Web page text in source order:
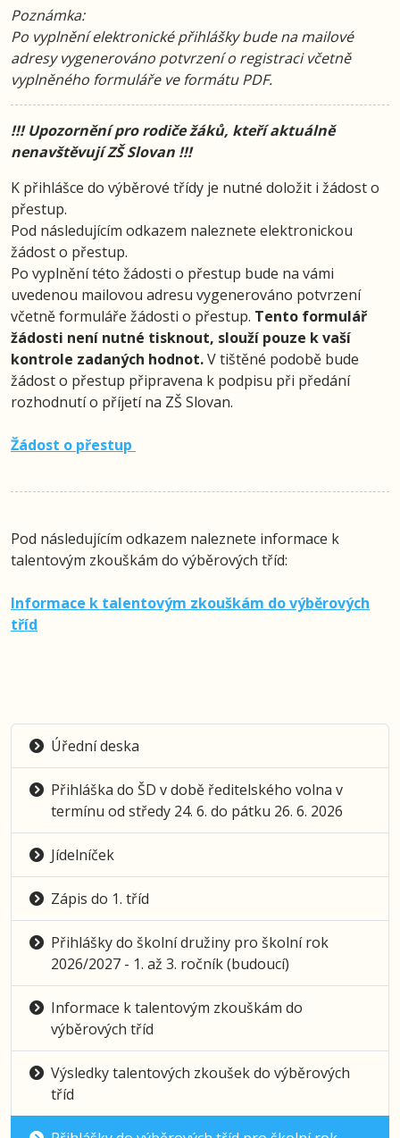
Poznámka:
Po vyplnění elektronické přihlášky bude na mailové
adresy vygenerováno potvrzení o registraci včetně
vyplněného formuláře ve formátu PDF.
!!! Upozornění pro rodiče žáků, kteří aktuálně
nenavštěvují ZŠ Slovan !!!
K přihlášce do výběrové třídy je nutné doložit i žádost o
přestup.
Pod následujícím odkazem naleznete elektronickou
žádost o přestup.
Po vyplnění této žádosti o přestup bude na vámi
uvedenou mailovou adresu vygenerováno potvrzení
včetně formuláře žádosti o přestup. Tento formulář
žádosti není nutné tisknout, slouží pouze k vaší
kontrole zadaných hodnot.V tištěné podobě bude
žádost o přestup připravena k podpisu při předání
rozhodnutí o příjetí na ZŠ Slovan.
Žádost o přestup
Pod následujícím odkazem naleznete informace k
talentovým zkouškám do výběrových tříd:
Informace k talentovým zkouškám do výběrových
tříd
Úřední deska
Přihláška do ŠD v době ředitelského volna v
termínu od středy 24. 6. do pátku 26. 6. 2026
Jídelníček
Zápis do 1. tříd
Přihlášky do školní družiny pro školní rok
2026/2027 - 1. až 3. ročník (budoucí)
Informace k talentovým zkouškám do
výběrových tříd
Výsledky talentových zkoušek do výběrových
tříd